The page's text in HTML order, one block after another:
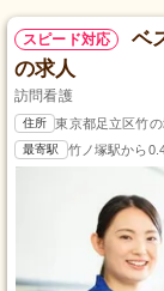
スピード対応
ベ
の求人
訪問看護
住所 東京都足立区竹
最寄駅 竹ノ塚駅から